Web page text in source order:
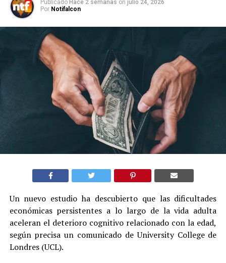
Publicado Hace 2 semanas on julio 24, 2026
Por Notifalcon
Un nuevo estudio ha descubierto que las dificultades
económicas persistentes a lo largo de la vida adulta
aceleran el deterioro cognitivo relacionado con la edad,
según precisa un comunicado de University College de
Londres (UCL).